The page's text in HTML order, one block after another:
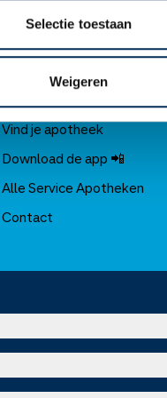
Selectie toestaan
Weigeren
ServiceApotheek
Vind je apotheek
Download de app 📲
Alle Service Apotheken
Contact